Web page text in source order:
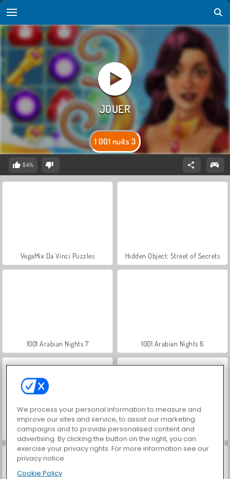
1 001 nuits 3
84%
VegaMix Da Vinci Puzzles Hidden Object: Street of Secrets
1001 Arabian Nights 7 1001 Arabian Nights 6
1001 nuits arabes 5 : Sinbad le marin 1001 nuits arabes
We process your personal information to measure and
improve our sites and service, to assist our marketing
campaigns and to provide personalised content and
advertising. By clicking the button on the right, you can
exercise your privacy rights. For more information see our
privacy notice
Cookie Policy